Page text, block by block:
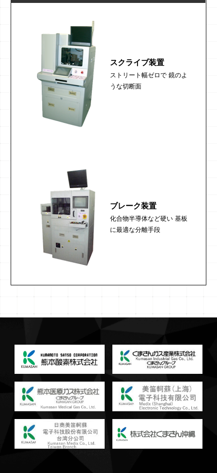
スクライブ装置
ストリート幅ゼロで 鏡のよ
うな切断面
ブレーク装置
化合物半導体など硬い 基板
に最適な分離手段